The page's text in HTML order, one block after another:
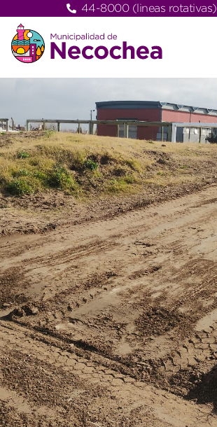
44-8000 (lineas rotativas)